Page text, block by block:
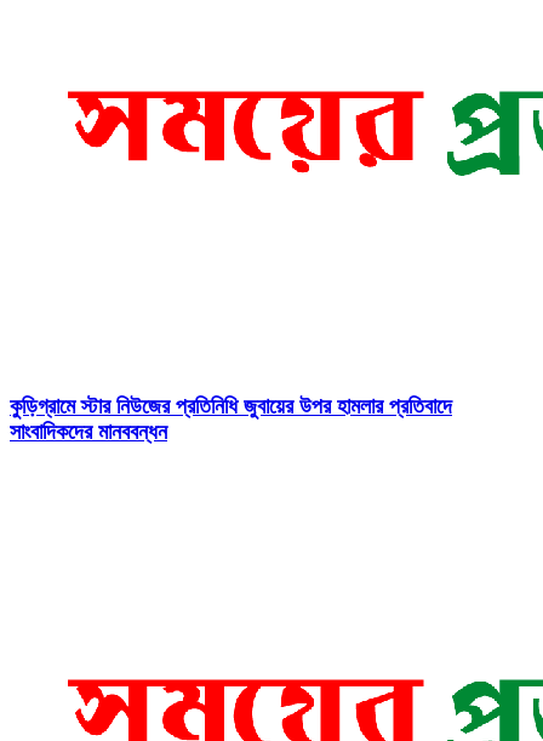
কুড়িগ্রামে স্টার নিউজের প্রতিনিধি জুবায়ের উপর হামলার প্রতিবাদে
সাংবাদিকদের মানববন্ধন